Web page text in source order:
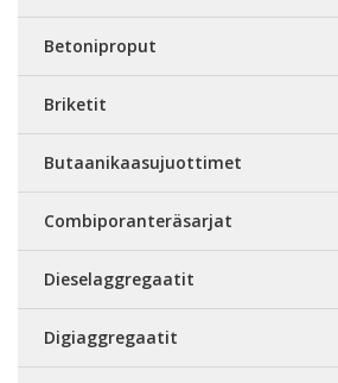
Betoniproput
Briketit
Butaanikaasujuottimet
Combiporanteräsarjat
Dieselaggregaatit
Digiaggregaatit